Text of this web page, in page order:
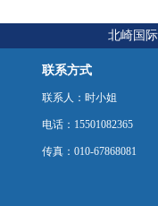
北崎国
联系方式
联系人：时小姐
电话：15501082365
传真：010-67868081